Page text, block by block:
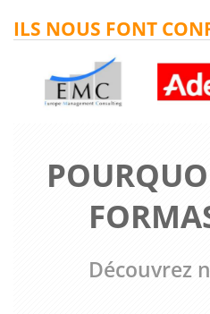
Découvrez
ILS NOUS FONT